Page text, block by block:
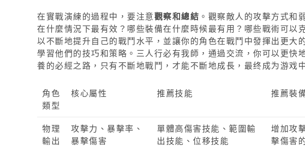
在實戰演練的過程中，要注意觀察和總結 。觀察敵人的攻擊方式和
在什麼情況下最有效？哪些裝備在什麼時候最有用？哪些戰術可以
以不斷地提升自己的戰鬥水平，並讓你的角色在戰鬥中發揮出更大
學習他們的技巧和策略。三人行必有我師，通過交流，你可以更快
養的必經之路，只有不斷地戰鬥，才能不斷地成長，最终成为游戏
角色
類型
核心屬性 推薦技能 推薦裝
物理
輸出
攻擊力、暴擊率、
暴擊傷害
單體高傷害技能、範圍輸
出技能、位移技能
增加攻
擊傷害